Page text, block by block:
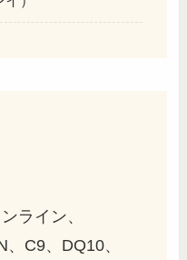
ライン、
C9、DQ10、